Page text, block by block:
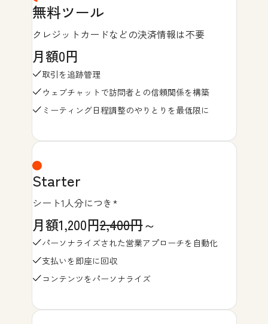
無料ツール
クレジットカードなどの決済情報は不要
月額0円
取引を追跡管理
ウェブチャットで訪問者との信頼関係を構築
ミーティング日程調整のやりとりを最低限に
Starter
シート1人分につき*
月額1,200円2,400円～
パーソナライズされた営業アプローチを自動化
支払いを即座に回収
コンテンツをパーソナライズ